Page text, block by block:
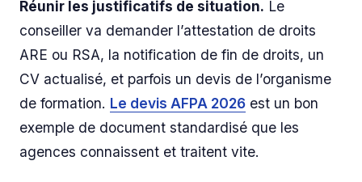
Réunir les justificatifs de situation. Le
conseiller va demander l’attestation de droits
ARE ou RSA, la notification de fin de droits, un
CV actualisé, et parfois un devis de l’organisme
de formation. Le devis AFPA 2026 est un bon
exemple de document standardisé que les
agences connaissent et traitent vite.